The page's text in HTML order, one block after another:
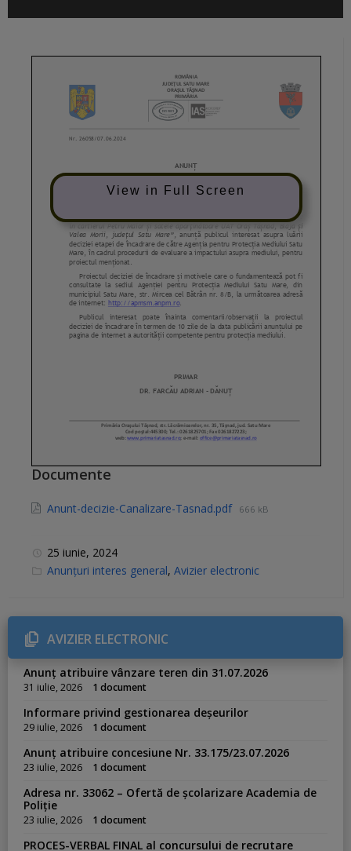
View in Full Screen
Documente
Anunt-decizie-Canalizare-Tasnad.pdf 666 kB
25 iunie, 2024
C
r
i
e
s
Anunțuri interes general, Avizier electronic
AVIZIER ELECTRONIC
Anunț atribuire vânzare teren din 31.07.2026
31 iulie, 2026 1 document
Informare privind gestionarea deșeurilor
29 iulie, 2026 1 document
Anunț atribuire concesiune Nr. 33.175/23.07.2026
23 iulie, 2026 1 document
Adresa nr. 33062 – Ofertă de școlarizare Academia de
Poliție
23 iulie, 2026 1 document
PROCES-VERBAL FINAL al concursului de recrutare